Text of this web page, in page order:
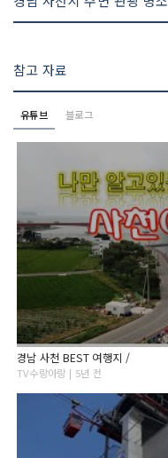
참고 자료
유튜브 블로그
경남 사천 BEST 여행지 /
TV수랑아랑 | 5년 전